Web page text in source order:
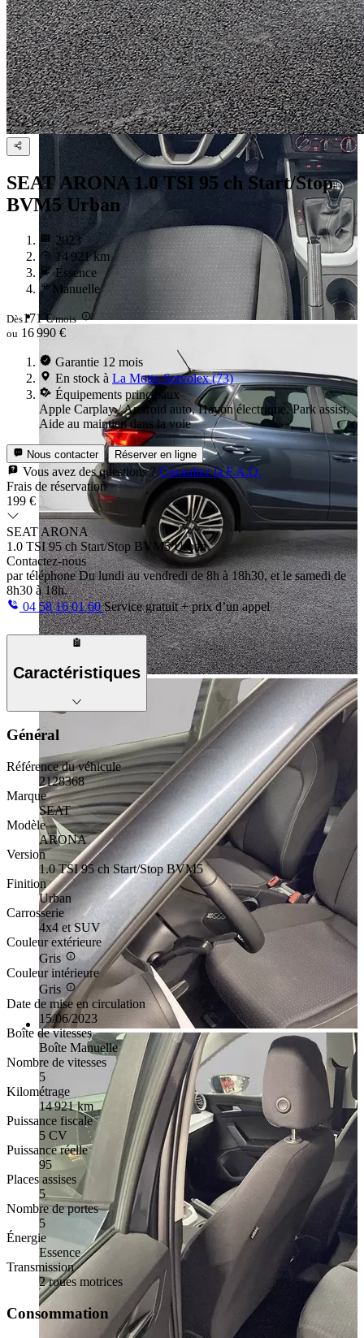
SEAT ARONA 1.0 TSI 95 ch Start/Stop
BVM5 Urban
2023
14 921 km
Essence
Manuelle
Dès171 €/mois
ou 16 990 €
Garantie 12 mois
En stock à La Motte-Servolex (73)
Équipements principaux
Apple Carplay / Android auto, Hayon électrique, Park assist,
Aide au maintien dans la voie
Nous contacter Réserver en ligne
Vous avez des questions ? Consultez la F.A.Q.
Frais de réservation
199 €
SEAT ARONA
1.0 TSI 95 ch Start/Stop BVM5 Urban
Contactez-nous
par téléphone Du lundi au vendredi de 8h à 18h30, et le samedi de
8h30 à 18h.
04 58 16 01 60Service gratuit + prix d’un appel
Caractéristiques
Général
Référence du véhicule
2128368
Marque
SEAT
Modèle
ARONA
Version
1.0 TSI 95 ch Start/Stop BVM5
Finition
Urban
Carrosserie
4x4 et SUV
Couleur extérieure
Gris
Couleur intérieure
Gris
Date de mise en circulation
15/06/2023
Boîte de vitesses
Boîte Manuelle
Nombre de vitesses
5
Kilométrage
14 921 km
Puissance fiscale
5 CV
Puissance réelle
95
Places assises
5
Nombre de portes
5
Énergie
Essence
Transmission
2 roues motrices
Consommation